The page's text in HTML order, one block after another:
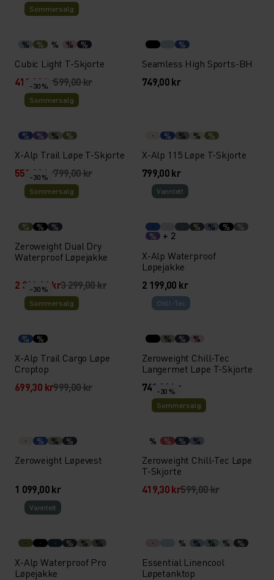
Sommersalg
% % % % %
Cubic Light T-Skjorte
419,30 kr599,00 kr
%
Seamless High Sports-BH
749,00 kr
-30 %
Sommersalg
% % % %
X-Alp Trail Løpe T-Skjorte
559,30 kr799,00 kr
% % % %
X-Alp 115 Løpe T-Skjorte
799,00 kr
-30 %
Sommersalg
% % %
Zeroweight Dual Dry
Waterproof Løpejakke
2 309,30 kr3 299,00 kr
Vann­tett
% % %
%
%
+ 2
X-Alp Waterproof
Løpejakke
2 199,00 kr
-30 %
Sommersalg
% %
X-Alp Trail Cargo Løpe
Croptop
699,30 kr999,00 kr
Chill-Tec
% % %
Zeroweight Chill-Tec
Langermet Løpe T-Skjorte
749,00 kr
% % %
Zeroweight Løpevest
1 099,00 kr
-30 %
Sommersalg
% % % %
Zeroweight Chill-Tec Løpe
T-Skjorte
419,30 kr599,00 kr
Vann­tett
% % %
X-Alp Waterproof Pro
Løpejakke
% % % % %
Essential Linencool
Løpetanktop